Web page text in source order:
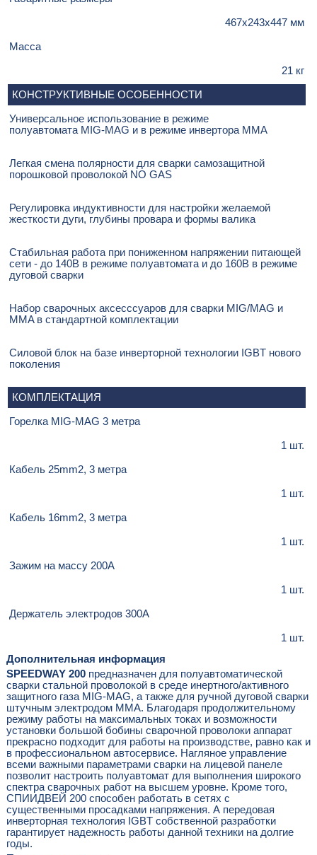
467х243х447 мм
Масса
21 кг
КОНСТРУКТИВНЫЕ ОСОБЕННОСТИ
Универсальное использование в режиме
полуавтомата MIG-MAG и в режиме инвертора MMA
Легкая смена полярности для сварки самозащитной
порошковой проволокой NO GAS
Регулировка индуктивности для настройки желаемой
жесткости дуги, глубины провара и формы валика
Стабильная работа при пониженном напряжении питающей
сети - до 140В в режиме полуавтомата и до 160В в режиме
дуговой сварки
Набор сварочных аксесссуаров для сварки MIG/MAG и
MMA в стандартной комплектации
Силовой блок на базе инверторной технологии IGBT нового
поколения
КОМПЛЕКТАЦИЯ
Горелка MIG-MAG 3 метра
1 шт.
Кабель 25mm2, 3 метра
1 шт.
Кабель 16mm2, 3 метра
1 шт.
Зажим на массу 200А
1 шт.
Держатель электродов 300А
1 шт.
Дополнительная информация
SPEEDWAY 200предназначен для полуавтоматической
сварки стальной проволокой в среде инертного/активного
защитного газа MIG-MAG, а также для ручной дуговой сварки
штучным электродом MMA. Благодаря продолжительному
режиму работы на максимальных токах и возможности
установки большой бобины сварочной проволоки аппарат
прекрасно подходит для работы на производстве, равно как и
в профессиональном автосервисе. Нагляное управление
всеми важными параметрами сварки на лицевой панеле
позволит настроить полуавтомат для выполнения широкого
спектра сварочных работ на высшем уровне. Кроме того,
СПИИДВЕЙ 200 способен работать в сетях с
существенными просадками напряжения. А передовая
инверторная технология IGBT собственной разработки
гарантирует надежность работы данной техники на долгие
годы.